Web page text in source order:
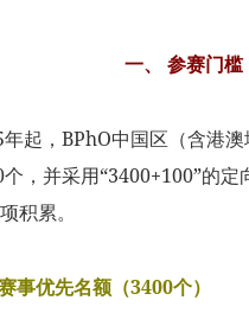
一、 参赛门
年起，BPhO中国区（含港
，并采用“3400+100”的
积累。
事优先名额（3400个）